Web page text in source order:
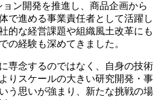
ン開発を推進し、商品企画から
で進める事業責任者として活躍し
的な経営課題や組織風土改革にも
の経験も深めてきました。
専念するのではなく、自身の技術
りスケールの大きい研究開発・事
う思いが強まり、新たな挑戦の場